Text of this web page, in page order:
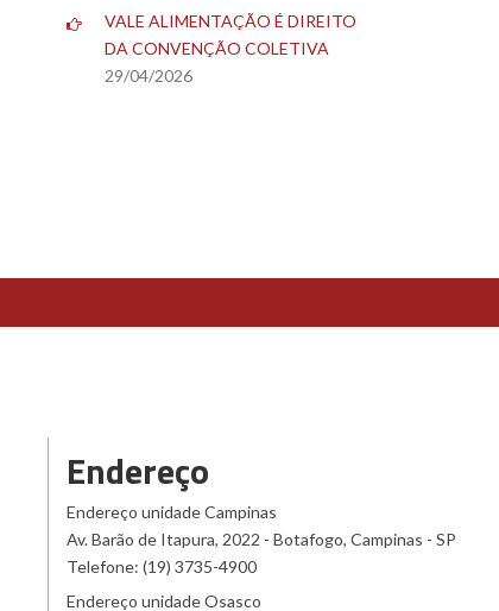
VALE ALIMENTAÇÃO É DIREITO
DA CONVENÇÃO COLETIVA
29/04/2026
Endereço
Endereço unidade Campinas
Av. Barão de Itapura, 2022 - Botafogo, Campinas - SP
Telefone: (19) 3735-4900
Endereço unidade Osasco